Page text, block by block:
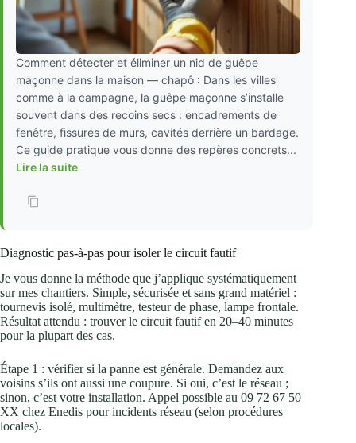
Comment détecter et éliminer un nid de guêpe
maçonne dans la maison — chapô : Dans les villes
comme à la campagne, la guêpe maçonne s’installe
souvent dans des recoins secs : encadrements de
fenêtre, fissures de murs, cavités derrière un bardage.
Ce guide pratique vous donne des repères concrets...
Lire la suite
Diagnostic pas‑à‑pas pour isoler le circuit fautif
Je vous donne la méthode que j’applique systématiquement
sur mes chantiers. Simple, sécurisée et sans grand matériel :
tournevis isolé, multimètre, testeur de phase, lampe frontale.
Résultat attendu : trouver le circuit fautif en 20–40 minutes
pour la plupart des cas.
Étape 1 : vérifier si la panne est générale. Demandez aux
voisins s’ils ont aussi une coupure. Si oui, c’est le réseau ;
sinon, c’est votre installation. Appel possible au 09 72 67 50
XX chez Enedis pour incidents réseau (selon procédures
locales).